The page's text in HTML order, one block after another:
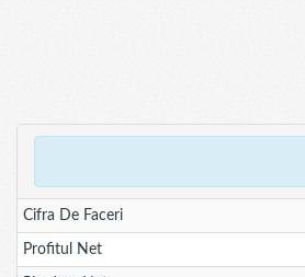
Cifra De Faceri
Profitul Net